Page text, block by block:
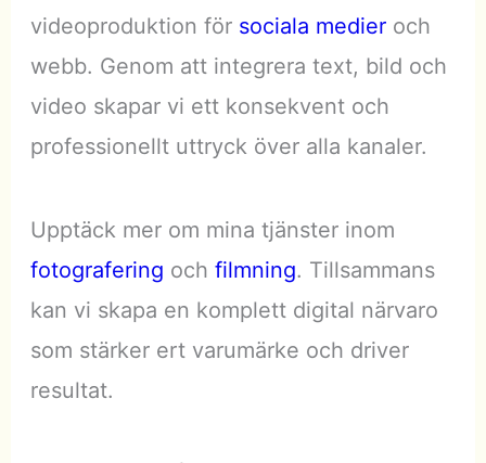
videoproduktion för sociala medier och
webb. Genom att integrera text, bild och
video skapar vi ett konsekvent och
professionellt uttryck över alla kanaler.
Upptäck mer om mina tjänster inom
fotografering ochfilmning. Tillsammans
kan vi skapa en komplett digital närvaro
som stärker ert varumärke och driver
resultat.